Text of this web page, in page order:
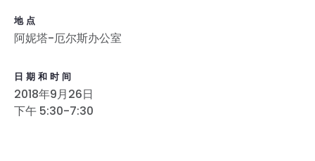
地点
阿妮塔-厄尔斯办公室
日期和时间
2018年9月26日
下午 5:30-7:30